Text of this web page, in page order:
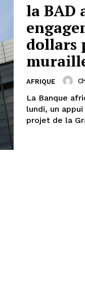
la BAD
dollars
AFRIQUE
La Banque
lundi, un
projet de la